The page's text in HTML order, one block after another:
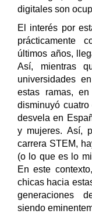
digitales son
El interés por
prácticamente
últimos años,
Así, mientras
universidades
estas ramas,
disminuyó
desvela en
y mujeres. Así,
carrera STEM,
(o lo que es lo
En este
chicas hacia
generaciones
siendo